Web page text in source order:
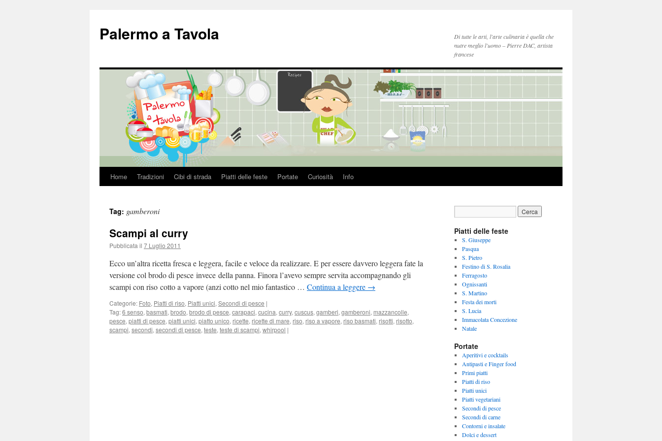
Palermo a Tavola
Di tutte le arti, l'arte culinaria è quella che
nutre meglio l'uomo – Pierre DAC, artista
francese
Vai
contenuto
Home Tradizioni Cibi di strada Piatti delle feste Portate Curiosità Info
Tag: gamberoni
Scampi al curry
Pubblicata il 7 Luglio 2011
Ecco un’altra ricetta fresca e leggera, facile e veloce da realizzare. E per essere davvero leggera fate la
versione col brodo di pesce invece della panna. Finora l’avevo sempre servita accompagnando gli
scampi con riso cotto a vapore (anzi cotto nel mio fantastico … Continua a leggere →
Categorie: Foto, Piatti di riso, Piatti unici, Secondi di pesce |
Tag:6 senso, basmati, brodo, brodo di pesce, carapaci, cucina, curry, cuscus, gamberi, gamberoni, mazzancolle,
pesce, piatti di pesce, piatti unici, piatto unico, ricette, ricette di mare, riso, riso a vapore, riso basmati, risotti, risotto,
scampi, secondi, secondi di pesce, teste, teste di scampi, whirpool |
Piatti delle feste
S. Giuseppe
Pasqua
S. Pietro
Festino di S. Rosalia
Ferragosto
Ognissanti
S. Martino
Festa dei morti
S. Lucia
Immacolata Concezione
Natale
Portate
Aperitivi e cocktails
Antipasti e Finger food
Primi piatti
Piatti di riso
Piatti unici
Piatti vegetariani
Secondi di pesce
Secondi di carne
Contorni e insalate
Dolci e dessert